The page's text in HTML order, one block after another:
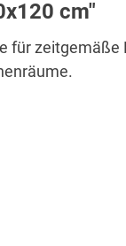
cm"
für